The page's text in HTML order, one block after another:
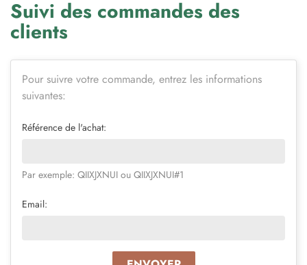
Suivi des commandes des
clients
Pour suivre votre commande, entrez les informations
suivantes:
Référence de l'achat:
Par exemple: QIIXJXNUI ou QIIXJXNUI#1
Email: